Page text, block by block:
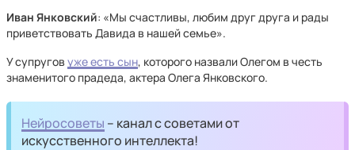
Иван Янковский: «Мы счастливы, любим друг друга и рады
приветствовать Давида в нашей семье».
У супругов уже есть сын, которого назвали Олегом в честь
знаменитого прадеда, актера Олега Янковского.
Нейросоветы – канал с советами от
искусственного интеллекта!